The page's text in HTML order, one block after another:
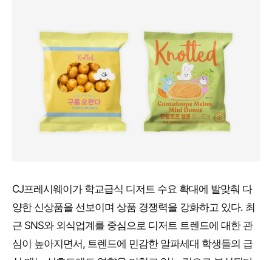
CJ프레시웨이가 학교급식 디저트 수요 확대에 발맞춰 다
양한 신상품을 선보이며 상품 경쟁력을 강화하고 있다. 최
근 SNS와 외식업계를 중심으로 디저트 트렌드에 대한 관
심이 높아지면서, 트렌드에 민감한 알파세대 학생들의 급